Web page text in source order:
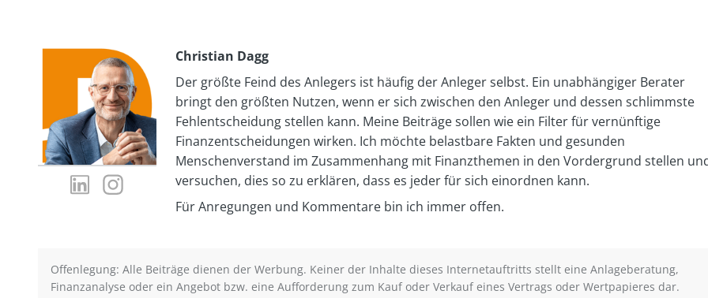
LinkedIn-
Profil
Instagram-
Christian Dagg
Der größte Feind des Anlegers ist häufig der Anleger selbst. Ein unabhängiger Berater
bringt den größten Nutzen, wenn er sich zwischen den Anleger und dessen schlimmste
Fehlentscheidung stellen kann. Meine Beiträge sollen wie ein Filter für vernünftige
Finanzentscheidungen wirken. Ich möchte belastbare Fakten und gesunden
Menschenverstand im Zusammenhang mit Finanzthemen in den Vordergrund stellen
versuchen, dies so zu erklären, dass es jeder für sich einordnen kann.
Für Anregungen und Kommentare bin ich immer offen.
Offenlegung: Alle Beiträge dienen der Werbung. Keiner der Inhalte dieses Internetauftritts stellt eine Anlageberatung,
Finanzanalyse oder ein Angebot bzw. eine Aufforderung zum Kauf oder Verkauf eines Vertrags oder Wertpapieres dar.